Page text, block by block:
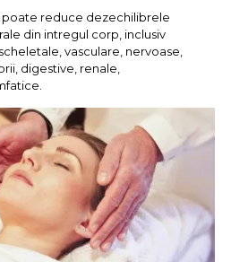
poate reduce dezechilibrele
din intregul corp, inclusiv
vasculare, nervoase,
digestive, renale,